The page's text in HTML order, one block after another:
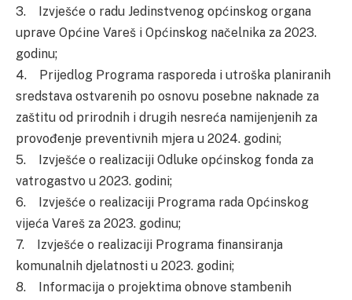
3. Izvješće o radu Jedinstvenog općinskog organa
uprave Općine Vareš i Općinskog načelnika za 2023.
godinu;
4. Prijedlog Programa rasporeda i utroška planiranih
sredstava ostvarenih po osnovu posebne naknade za
zaštitu od prirodnih i drugih nesreća namijenjenih za
provođenje preventivnih mjera u 2024. godini;
5. Izvješće o realizaciji Odluke općinskog fonda za
vatrogastvo u 2023. godini;
6. Izvješće o realizaciji Programa rada Općinskog
vijeća Vareš za 2023. godinu;
7. Izvješće o realizaciji Programa finansiranja
komunalnih djelatnosti u 2023. godini;
8. Informacija o projektima obnove stambenih